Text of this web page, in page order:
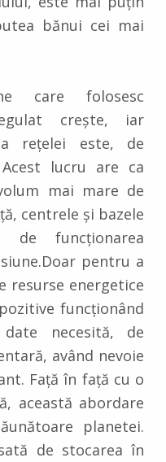
bănui cei mai
care folosesc
crește, iar
a rețelei este, de
lucru are ca
mai mare de
centrele și bazele
de funcționarea
pentru a
resurse energetice
funcționând
necesită, de
având nevoie
Față în față cu o
această abordare
planetei.
de stocarea în